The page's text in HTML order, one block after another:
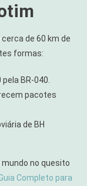
de 60 km de
formas:
BR-040.
pacotes
de BH
mundo no quesito
Completo para